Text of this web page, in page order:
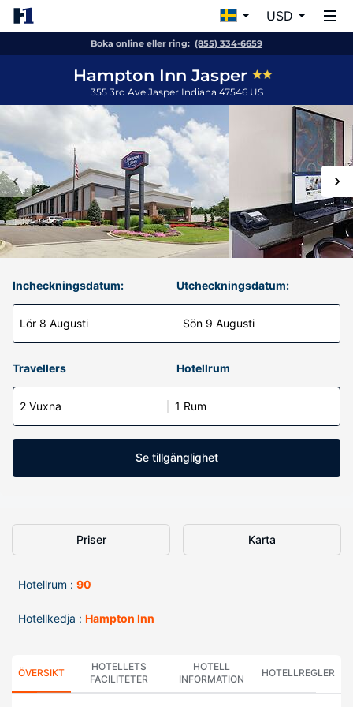
USD
Boka online eller ring: (855) 334-6659
Hampton Inn Jasper
355 3rd Ave Jasper Indiana 47546 US
Incheckningsdatum:
Lör 8 Augusti
Utcheckningsdatum:
Sön 9 Augusti
Travellers Hotellrum
2 Vuxna 1 Rum
Se tillgänglighet
Priser Karta
Hotellrum : 90
Hotellkedja : Hampton Inn
ÖVERSIKT
HOTELLETS
FACILITETER
HOTELL
INFORMATION
HOTELLREGLER